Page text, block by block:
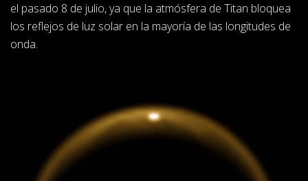
el pasado 8 de julio, ya que la atmósfera de Titan bloquea
los reflejos de luz solar en la mayoría de las longitudes de
onda.